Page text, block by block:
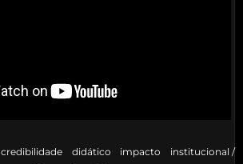
credibilidade didático impacto
institucional /